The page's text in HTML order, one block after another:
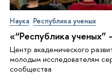
Наука Республика ученых
«“Республика
Центр академического
молодым исследователям
сообщества